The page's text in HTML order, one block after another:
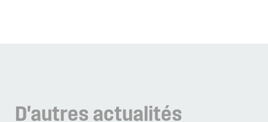
D'autres actualités